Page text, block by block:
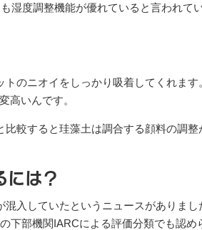
湿度調整機能が優れていると言われて
のニオイをしっかり吸着してくれま
高いんです。
較すると珪藻土は調合する顔料の調
は？
入していたというニュースがありま
下部機関IARCによる評価分類でも認め